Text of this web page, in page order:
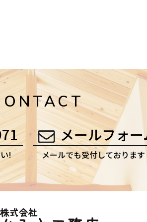
CONTACT
!
メールフォー
メールでも受付しております